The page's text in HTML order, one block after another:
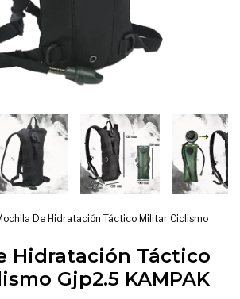
De Hidratación Táctico Militar Ciclismo
Hidratación Táctico
Gjp2.5 KAMPAK